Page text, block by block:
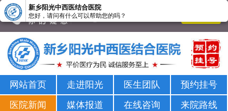
新乡男科医院-新乡市正规男科医院-新乡阳光男科医院
网站首页 走进阳光 医生团队
预约挂号
医院新闻
媒体报道 在线咨询 来院路线
新乡阳光中西医结合医院
您好，请问有什么可以帮助您的吗？